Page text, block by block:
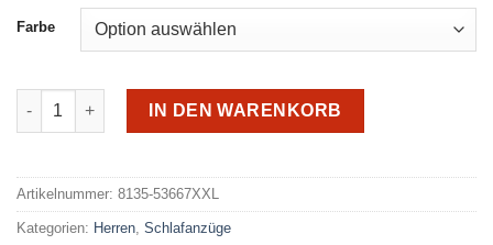
Farbe
Hajo Frottee Schlafanzug 53667 Menge
IN DEN WARENKORB
Artikelnummer: 8135-53667XXL
Kategorien: Herren Schlafanzüge